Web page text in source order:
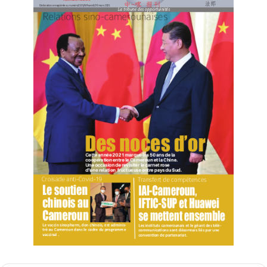
Soutien aux couches défavorisées pour le bien-
être populaire
Ainsi, dès 2014, au lendemain de l’élection du président
Xi Jinping à la tête de la deuxième économie mondiale,
le tournant de la lutte pour le bien-être collectif et
individuel sera accéléré. Le pays a mis en place 832
comités défavorisés répartis dans 22 provinces,
régions et villes avec une mission précise : apporter un
soutien sur le terrain aux couches défavorisées. La
mission mobilisa 255 000 équipes réquisitionnées pour
offrir un soutien indiqué. La coordination stratégique
est suivie au sommet de l’État. Il s’agit précisément
des comités de directions pour la réduction de la
pauvreté et le développement, organe du Conseil des
affaires d’Etat dont la mission est d’identifier les
comités frappés par la pauvreté et formuler des